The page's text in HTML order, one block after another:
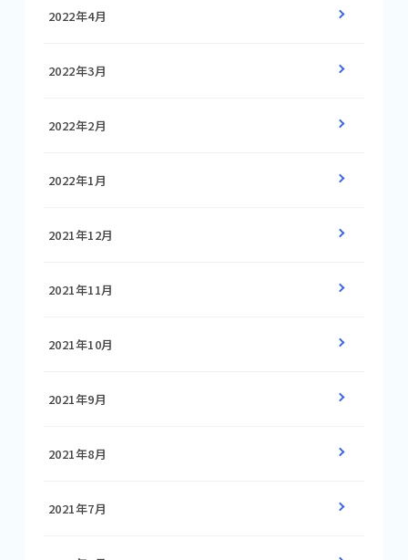
2022年4月
2022年3月
2022年2月
2022年1月
2021年12月
2021年11月
2021年10月
2021年9月
2021年8月
2021年7月